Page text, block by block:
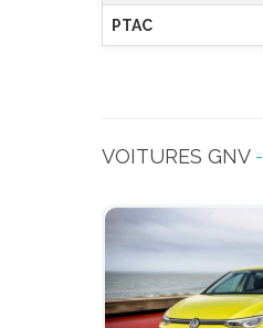
PTAC
VOITURES GNV-